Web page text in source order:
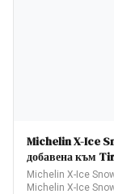
Michelin X-Ice
добавена към
Michelin X-Ice
Michelin X-Ice